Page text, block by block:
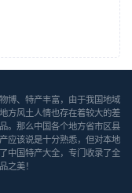
博、特产丰富，由于我国地域
方风土人情也存在着较大的差
。那么中国各个地方省市区县
应该说是十分熟悉，但对本地
中国特产大全，专门收录了全
之美！